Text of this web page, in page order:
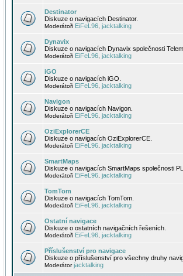
Destinator
Diskuze o navigacích Destinator.
Moderátoři EiFeL96 jacktalking
Dynavix
Diskuze o navigacích Dynavix společnosti
Moderátoři EiFeL96 jacktalking
iGO
Diskuze o navigacích iGO.
Moderátoři EiFeL96 jacktalking
Navigon
Diskuze o navigacích Navigon.
Moderátoři EiFeL96 jacktalking
OziExplorerCE
Diskuze o navigacích OziExplorerCE.
Moderátoři EiFeL96 jacktalking
SmartMaps
Diskuze o navigacích SmartMaps společnosti
Moderátoři EiFeL96 jacktalking
TomTom
Diskuze o navigacích TomTom.
Moderátoři EiFeL96 jacktalking
Ostatní navigace
Diskuze o ostatních navigačních řešeních.
Moderátoři EiFeL96 jacktalking
Příslušenství pro navigace
Diskuze o příslušenství pro všechny druhy
Moderátorjacktalking